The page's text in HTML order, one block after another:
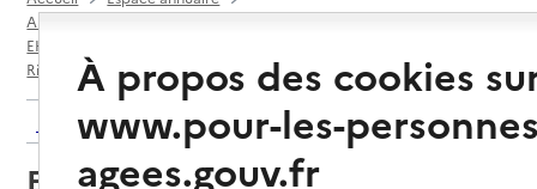
Annuaire EHPAD et maisons de retraite
EHPAD par département
Rives-du-Loir-en-Anjou
EHPAD Les couleurs du temps
Retour aux résultats de l'annuaire
EHPAD Les couleurs du temps
À propos des cookies
www.pour-les-
agees.gouv.fr